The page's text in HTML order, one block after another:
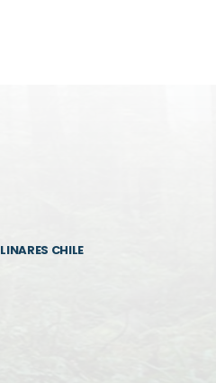
LINARES CHILE